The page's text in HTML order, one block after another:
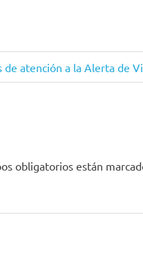
de atención a la Alerta de
obligatorios están